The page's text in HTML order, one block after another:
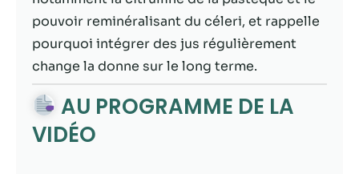
pouvoir reminéralisant du céleri, et rappelle
pourquoi intégrer des jus régulièrement
change la donne sur le long terme.
AU PROGRAMME DE LA
VIDÉO
site, vous
augmentez les
chances de
voir du
contenu et des
offres
personnalisés.